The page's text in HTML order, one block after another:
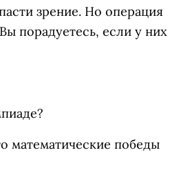
зрение. Но операция
порадуетесь, если у них
математические победы